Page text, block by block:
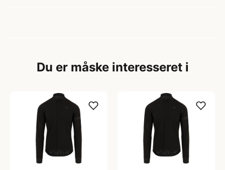
Du er måske interesseret i